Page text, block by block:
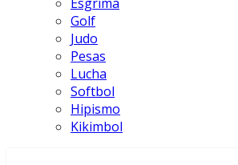
Esgrima
Golf
Judo
Pesas
Lucha
Softbol
Hipismo
Kikimbol